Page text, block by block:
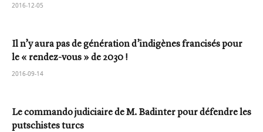
2016-12-05
Il n’y aura pas de génération d’indigènes francisés pour
le « rendez-vous » de 2030 !
2016-09-14
Le commando judiciaire de M. Badinter pour défendre les
putschistes turcs